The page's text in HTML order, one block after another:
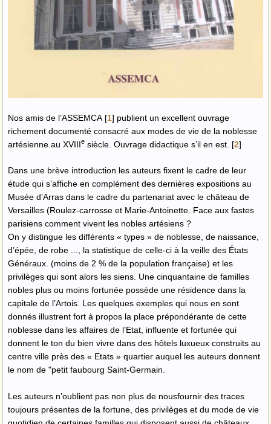
Nos amis de l’ASSEMCA[1] publient un excellent ouvrage
richement documenté consacré aux modes de vie de la noblesse
artésienne au XVIIIesiècle. Ouvrage didactique s’il en est. [2]
Dans une brève introduction les auteurs fixent le cadre de leur
étude qui s’affiche en complément des dernières expositions au
Musée d’Arras dans le cadre du partenariat avec le château de
Versailles (Roulez-carrosse et Marie-Antoinette. Face aux fastes
parisiens comment vivent les nobles artésiens ?
On y distingue les différents « types » de noblesse, de naissance,
d’épée, de robe ..., la statistique de celle-ci à la veille des États
Généraux. (moins de 2 % de la population française) et les
privilèges qui sont alors les siens. Une cinquantaine de familles
nobles plus ou moins fortunée possède une résidence dans la
capitale de l’Artois. Les quelques exemples qui nous en sont
donnés illustrent fort à propos la place prépondérante de cette
noblesse dans les affaires de l’Etat, influente et fortunée qui
donnent le ton du bien vivre dans des hôtels luxueux construits au
centre ville près des « Etats » quartier auquel les auteurs donnent
le nom de "petit faubourg Saint-Germain.
Les auteurs n’oublient pas non plus de nousfournir des traces
toujours présentes de la fortune, des privilèges et du mode de vie